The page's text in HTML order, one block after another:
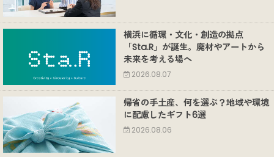
横浜に循環・文化・創造の拠点
「Sta.R」が誕生。廃材やアートから
未来を考える場へ
2026.08.07
帰省の手土産、何を選ぶ？地域や環境
に配慮したギフト6選
2026.08.06